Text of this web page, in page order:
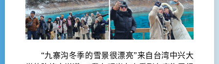
“九寨沟冬季的雪景很漂亮”来自台湾中兴大